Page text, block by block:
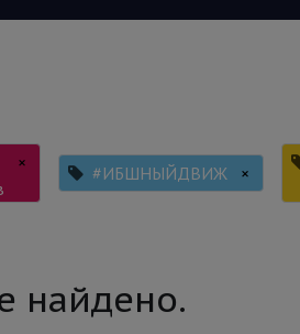
× #ИБШНЫЙДВИЖ ×
найдено.